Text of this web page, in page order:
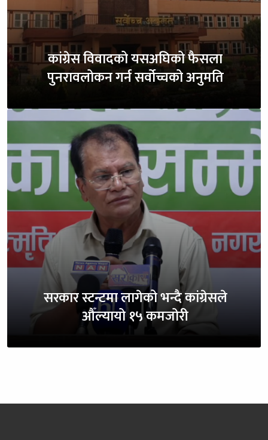
कांग्रेस विवादको यसअघिको फैसला
पुनरावलोकन गर्न सर्वोच्चको अनुमति
सरकार स्टन्टमा लागेको भन्दै कांग्रेसले
औँल्यायो १५ कमजोरी